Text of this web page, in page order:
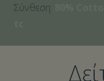
Σύνθεση: